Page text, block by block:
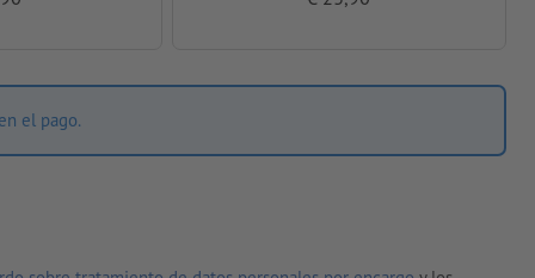
el pago.